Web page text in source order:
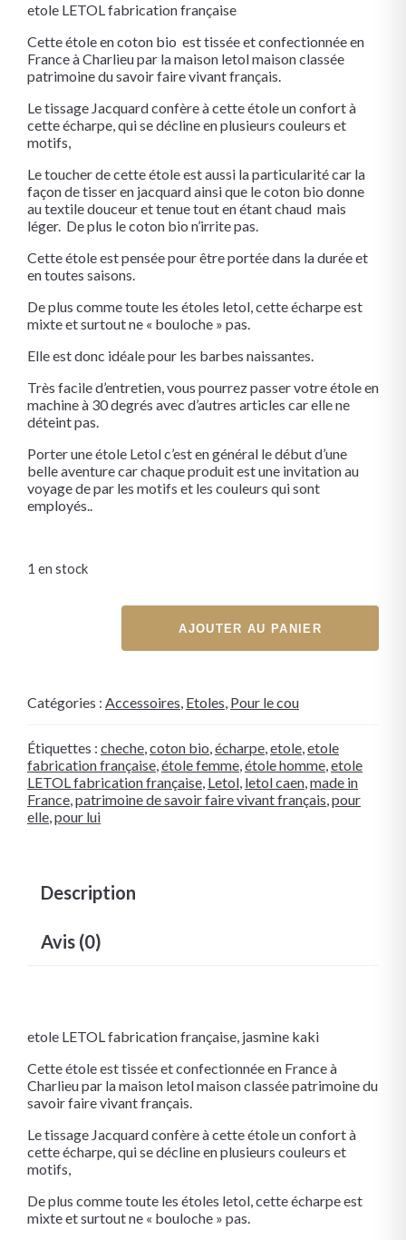
etole LETOL fabrication française
Cette étole en coton bio est tissée et confectionnée en
France à Charlieu par la maison letol maison classée
patrimoine du savoir faire vivant français.
Le tissage Jacquard confère à cette étole un confort à
cette écharpe, qui se décline en plusieurs couleurs et
motifs,
Le toucher de cette étole est aussi la particularité car la
façon de tisser en jacquard ainsi que le coton bio donne
au textile douceur et tenue tout en étant chaud mais
léger. De plus le coton bio n’irrite pas.
Cette étole est pensée pour être portée dans la durée et
en toutes saisons.
De plus comme toute les étoles letol, cette écharpe est
mixte et surtout ne « bouloche » pas.
Elle est donc idéale pour les barbes naissantes.
Très facile d’entretien, vous pourrez passer votre étole en
machine à 30 degrés avec d’autres articles car elle ne
déteint pas.
Porter une étole Letol c’est en général le début d’une
belle aventure car chaque produit est une invitation au
voyage de par les motifs et les couleurs qui sont
employés..
1 en stock
AJOUTER AU PANIER
Catégories : Accessoires, Etoles, Pour le cou
Étiquettes : cheche,coton bio,écharpe,etole,etole
fabrication française,étole femme,étole homme,etole
LETOL fabrication française, Letol, letol caen,made in
France,patrimoine de savoir faire vivant français,pour
elle,pour lui
Description
Avis (0)
etole LETOL fabrication française, jasmine kaki
Cette étole est tissée et confectionnée en France à
Charlieu par la maison letol maison classée patrimoine du
savoir faire vivant français.
Le tissage Jacquard confère à cette étole un confort à
cette écharpe, qui se décline en plusieurs couleurs et
motifs,
De plus comme toute les étoles letol, cette écharpe est
mixte et surtout ne « bouloche » pas.